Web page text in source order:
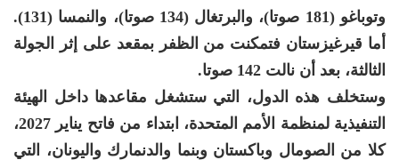
وتوباغو (181 صوتا)، والبرتغال (134 صوتا)، والنمسا (131).
أما قيرغيزستان فتمكنت من الظفر بمقعد على إثر الجولة
الثالثة، بعد أن نالت 142 صوتا.
وستخلف هذه الدول، التي ستشغل مقاعدها داخل الهيئة
التنفيذية لمنظمة الأمم المتحدة، ابتداء من فاتح يناير 2027،
كلا من الصومال وباكستان وبنما والدنمارك واليونان، التي